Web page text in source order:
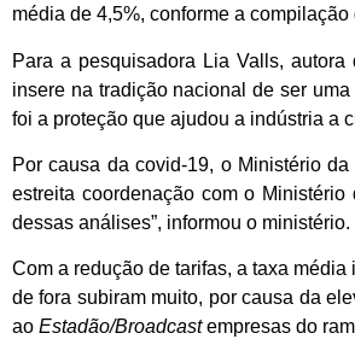
média de 4,5%, conforme a compilação
Para a pesquisadora Lia Valls,
insere na tradição nacional de ser
foi a proteção que ajudou a indústria a
Por causa da covid-19, o Ministério
estreita coordenação com o
dessas análises”, informou o ministério.
Com a redução de tarifas, a taxa
de fora subiram muito, por causa da
ao Estadão/Broadcastempresas do